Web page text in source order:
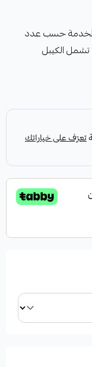
عدد الخدمة حسب عدد
تشمل الكيبل